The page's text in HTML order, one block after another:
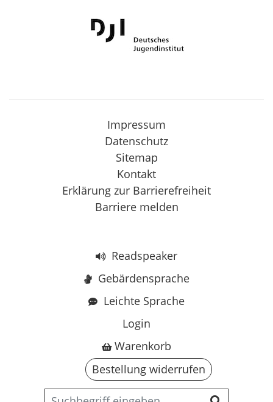
Impressum
Datenschutz
Sitemap
Kontakt
Erklärung zur Barrierefreiheit
Barriere melden
Readspeaker
Gebärdensprache
Leichte Sprache
Login
Warenkorb
Bestellung widerrufen